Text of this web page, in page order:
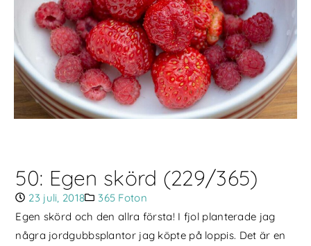
50: Egen skörd (229/365)
23 juli, 2018
365 Foton
Egen skörd och den allra första! I fjol planterade jag
några jordgubbsplantor jag köpte på loppis. Det är en